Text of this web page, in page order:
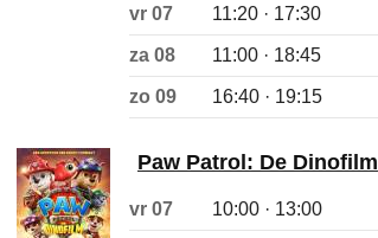
vr 07 11:20 · 17:30
za 08 11:00 · 18:45
zo 09 16:40 · 19:15
Paw Patrol: De Dinofilm
vr 07 10:00 · 13:00